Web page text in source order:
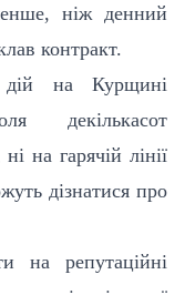
ніж денний
контракт.
на Курщині
декількасот
на гарячій лінії
дізнатися про
на репутаційні